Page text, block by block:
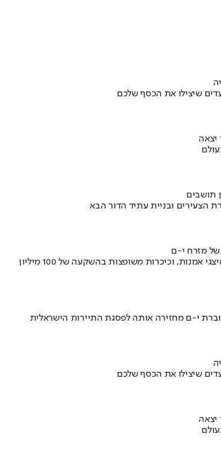
שיצילו את הכסף שלכם
יצאה
הצעירים ובניית עתיד הדור הבא
של מזרח י-ם
י-ם מחזירה אותה לפסגת התיירות הישראלית
שיצילו את הכסף שלכם
יצאה